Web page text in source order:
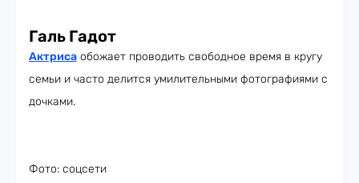
Галь Гадот
Актриса обожает проводить свободное время в кругу
семьи и часто делится умилительными фотографиями с
дочками.
Фото: соцсети